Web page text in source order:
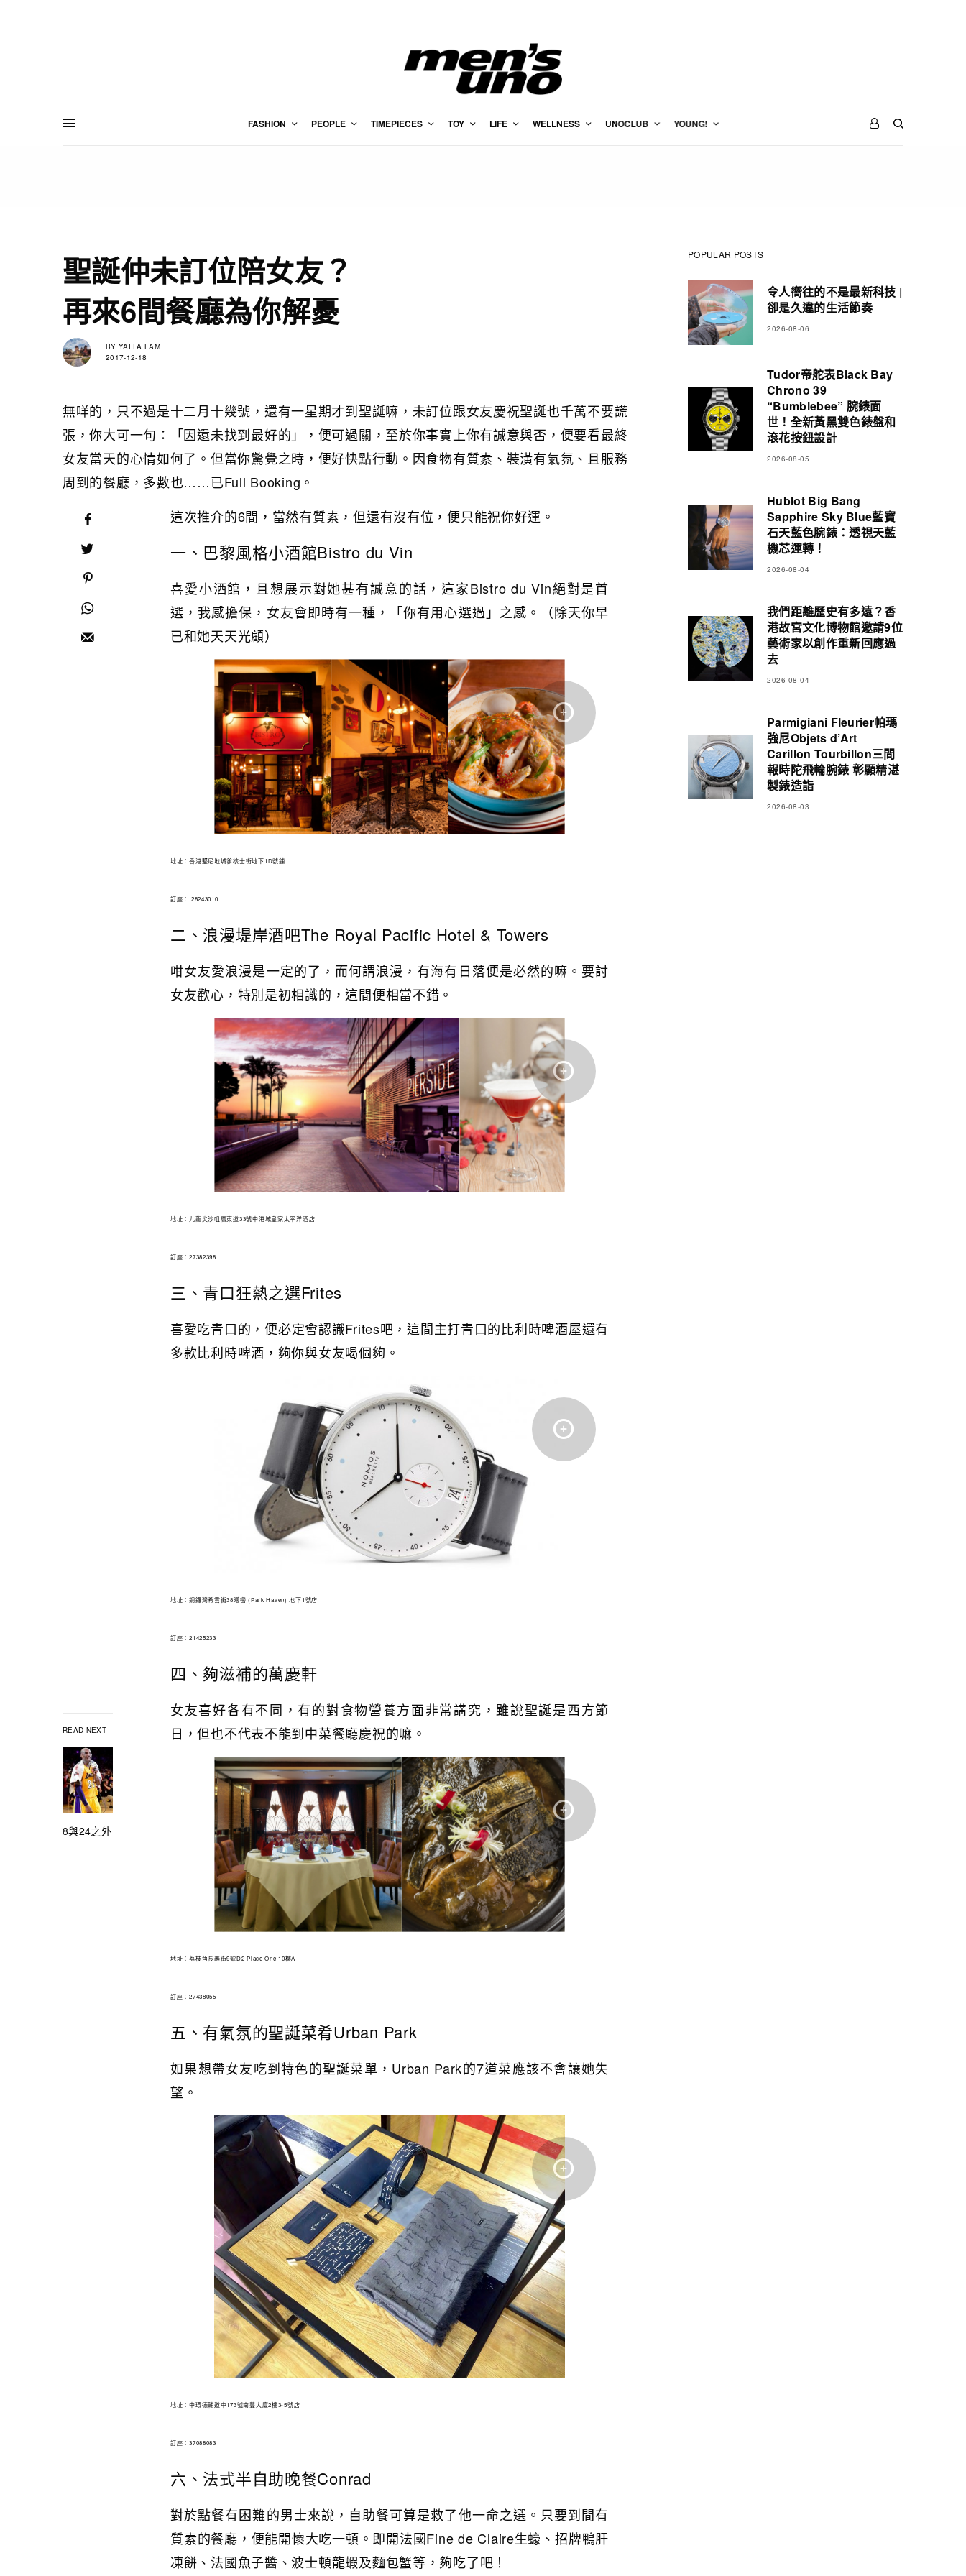
FASHION PEOPLE TIMEPIECES TOY LIFE WELLNESS UNOCLUB YOUNG!
聖誕仲未訂位陪女友？
再來6間餐廳為你解憂
BY YAFFA LAM
2017-12-18
無咩的，只不過是十二月十幾號，還有一星期才到聖誕嘛，未訂位跟女友慶祝聖誕也千萬不要謊
張，你大可一句：「因還未找到最好的」，便可過關，至於你事實上你有誠意與否，便要看最終
女友當天的心情如何了。但當你驚覺之時，便好快點行動。因食物有質素、裝潢有氣氛、且服務
周到的餐廳，多數也……已Full Booking。
READ NEXT
8與24之外
這次推介的6間，當然有質素，但還有沒有位，便只能祝你好運。
一、巴黎風格小酒館Bistro du Vin
喜愛小洒館，且想展示對她甚有誠意的話，這家Bistro du Vin絕對是首
選，我感擔保，女友會即時有一種，「你有用心選過」之感。（除天你早
已和她天天光顧）
地址：香港堅尼地城爹核士街地下1D號舖
訂座： 28243010
二、浪漫堤岸酒吧The Royal Pacific Hotel & Towers
咁女友愛浪漫是一定的了，而何謂浪漫，有海有日落便是必然的嘛。要討
女友歡心，特別是初相識的，這間便相當不錯。
地址：九龍尖沙咀廣東道33號中港城皇家太平洋酒店
訂座：27382398
三、青口狂熱之選Frites
喜愛吃青口的，便必定會認識Frites吧，這間主打青口的比利時啤酒屋還有
多款比利時啤酒，夠你與女友喝個夠。
地址：銅鑼灣希雲街38曦巒 (Park Haven) 地下1號店
訂座：21425233
四、夠滋補的萬慶軒
女友喜好各有不同，有的對食物營養方面非常講究，雖說聖誕是西方節
日，但也不代表不能到中菜餐廳慶祝的嘛。
地址：荔枝角長義街9號D2 Place One 10樓A
訂座：27438055
五、有氣氛的聖誕菜肴Urban Park
如果想帶女友吃到特色的聖誕菜單，Urban Park的7道菜應該不會讓她失
望。
地址：中環德輔道中173號南豐大廈2樓3-5號店
訂座：37088083
六、法式半自助晚餐Conrad
對於點餐有困難的男士來說，自助餐可算是救了他一命之選。只要到間有
質素的餐廳，便能開懷大吃一頓。即開法國Fine de Claire生蠔、招牌鴨肝
凍餅、法國魚子醬、波士頓龍蝦及麵包蟹等，夠吃了吧！
POPULAR POSTS
令人嚮往的不是最新科技 |
卻是久違的生活節奏
2026-08-06
Tudor帝舵表Black Bay
Chrono 39
“Bumblebee” 腕錶面
世！全新黃黑雙色錶盤和
滾花按鈕設計
2026-08-05
Hublot Big Bang
Sapphire Sky Blue藍寶
石天藍色腕錶：透視天藍
機芯運轉！
2026-08-04
我們距離歷史有多遠？香
港故宮文化博物館邀請9位
藝術家以創作重新回應過
去
2026-08-04
Parmigiani Fleurier帕瑪
強尼Objets d’Art
Carillon Tourbillon三問
報時陀飛輪腕錶 彰顯精湛
製錶造詣
2026-08-03